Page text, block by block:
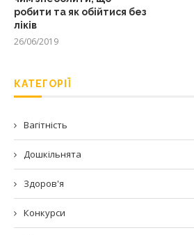
робити та як обійтися без
ліків
26/06/2019
КАТЕГОРІЇ
Вагітність
Дошкільнята
Здоров'я
Конкурси